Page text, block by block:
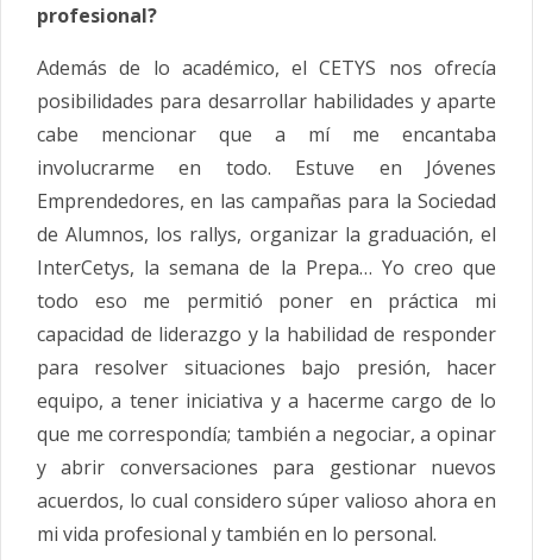
profesional?
Además de lo académico, el CETYS nos ofrecía
posibilidades para desarrollar habilidades y aparte
cabe mencionar que a mí me encantaba
involucrarme en todo. Estuve en Jóvenes
Emprendedores, en las campañas para la Sociedad
de Alumnos, los rallys, organizar la graduación, el
InterCetys, la semana de la Prepa… Yo creo que
todo eso me permitió poner en práctica mi
capacidad de liderazgo y la habilidad de responder
para resolver situaciones bajo presión, hacer
equipo, a tener iniciativa y a hacerme cargo de lo
que me correspondía; también a negociar, a opinar
y abrir conversaciones para gestionar nuevos
acuerdos, lo cual considero súper valioso ahora en
mi vida profesional y también en lo personal.